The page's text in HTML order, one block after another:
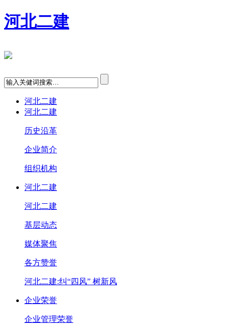
河北二建
河北二建
河北二建
历史沿革
企业简介
组织机构
河北二建
河北二建
基层动态
媒体聚焦
各方赞誉
河北二建:纠“四风” 树新风
企业荣誉
企业管理荣誉